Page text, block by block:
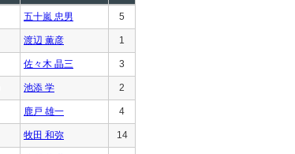
五十嵐 忠男 5
渡辺 薫彦 1
佐々木 晶三 3
池添 学 2
鹿戸 雄一 4
牧田 和弥 14